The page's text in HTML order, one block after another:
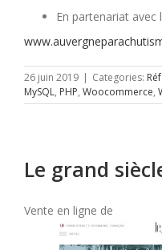
En partenariat avec
26 juin 2019 | Categories:
MySQL, PHP, Woocommerce,
Le grand
Vente en ligne de